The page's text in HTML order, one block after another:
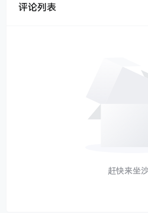
评论列表
赶快来坐